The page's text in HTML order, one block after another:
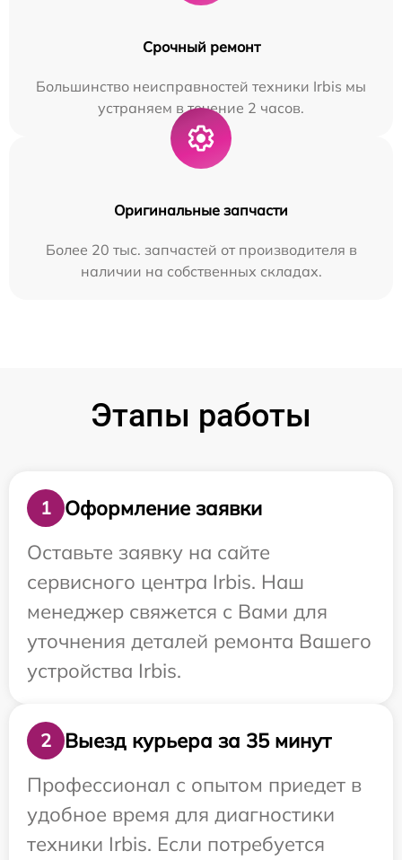
Срочный ремонт
Большинство неисправностей техники Irbis мы
устраняем в течение 2 часов.
Оригинальные запчасти
Более 20 тыс. запчастей от производителя в
наличии на собственных складах.
Этапы работы
1
Оформление заявки
Оставьте заявку на сайте
сервисного центра Irbis. Наш
менеджер свяжется с Вами для
уточнения деталей ремонта Вашего
устройства Irbis.
2
Выезд курьера за 35 минут
Профессионал с опытом приедет в
удобное время для диагностики
техники Irbis. Если потребуется